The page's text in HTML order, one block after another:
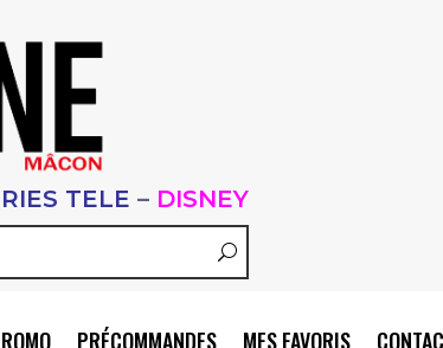
TELE – DISNEY
PRÉCOMMANDES MES FAVORIS